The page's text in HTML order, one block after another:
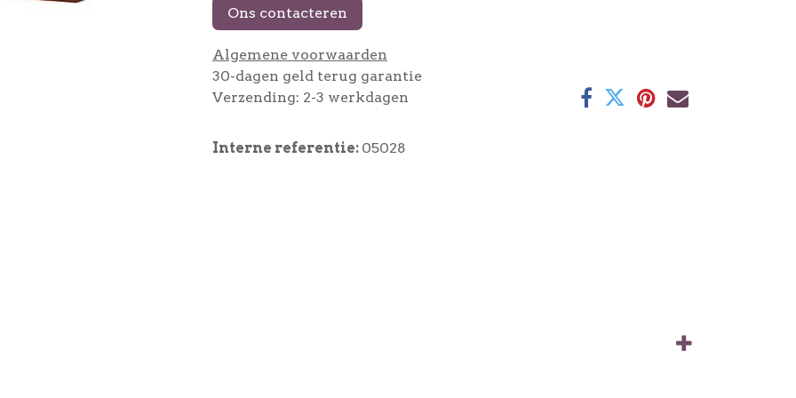
Ons contacteren
Algemene voorwaarden
30-dagen geld terug garantie
Verzending: 2-3 werkdagen
Interne referentie: 05028